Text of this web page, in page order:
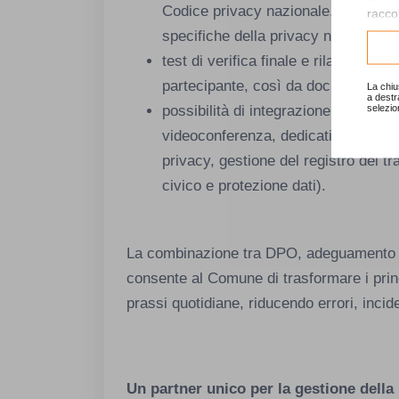
La
a
Codice privacy nazionale, sulle
specifiche della privacy negli Enti
test di verifica finale e rilascio di
partecipante, così da documentare
possibilità di integrazione con
videoconferenza, dedicati a temi
privacy, gestione del registro dei
civico e protezione dati).
La combinazione tra DPO,
consente al Comune di trasformare i
prassi quotidiane, riducendo errori,
Un partner unico per la gestione